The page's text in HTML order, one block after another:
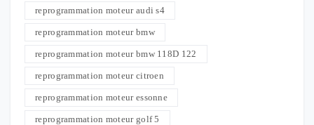
reprogrammation moteur audi s4
reprogrammation moteur bmw
reprogrammation moteur bmw 118D 122
reprogrammation moteur citroen
reprogrammation moteur essonne
reprogrammation moteur golf 5